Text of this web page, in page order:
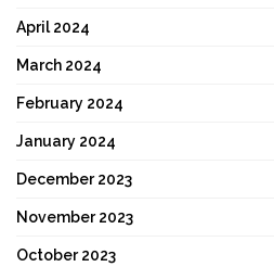
April 2024
March 2024
February 2024
January 2024
December 2023
November 2023
October 2023